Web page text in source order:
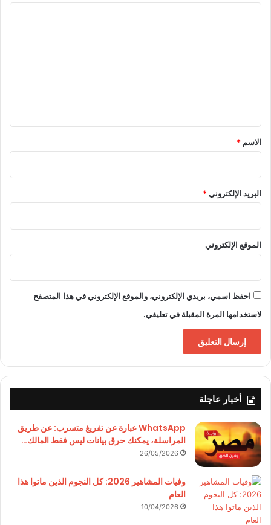
*
الاسم *
البريد الإلكتروني*
الموقع الإلكتروني
احفظ اسمي، بريدي الإلكتروني، والموقع الإلكتروني في هذا المتصفح
لاستخدامها المرة المقبلة في تعليقي.
أخبار عاجلة
WhatsApp عبارة عن تفريغ متسرب: عن طريق
المراسلة، يمكنك حرق بيانات ليس فقط المالك…
26/05/2026
وفيات المشاهير 2026: كل النجوم الذين ماتوا هذا
العام
10/04/2026